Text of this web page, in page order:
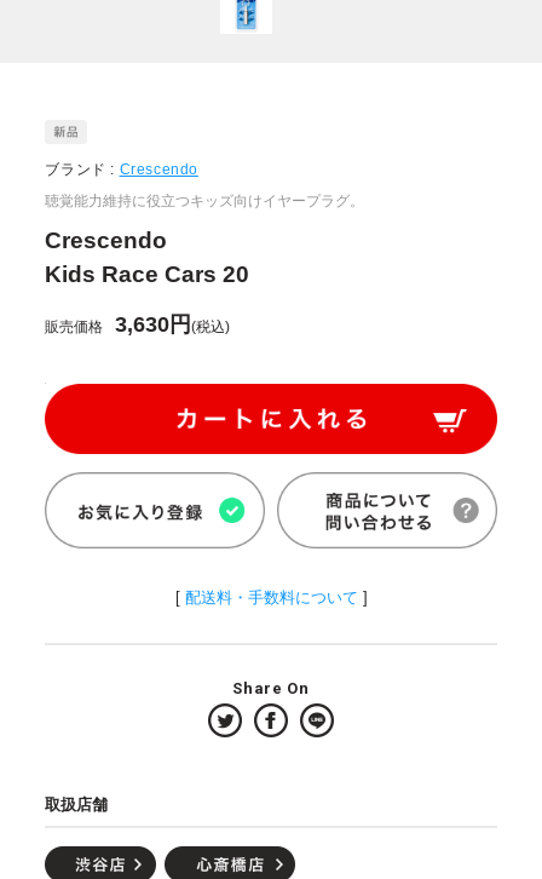
ブランド : Crescendo
聴覚能力維持に役立つキッズ向けイヤープラグ。
Crescendo
Kids Race Cars 20
販売価格 3,630円(税込)
[ 配送料・手数料について ]
Share On
取扱店舗